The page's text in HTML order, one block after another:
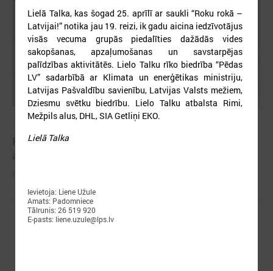
2026. gada 25. maijs
Pieejamas rīcības vadlīnijas institūcijām šūnu
Lielā Talka, kas šogad 25. aprīlī ar saukli “Roku rokā –
Latvijai!” notika jau 19. reizi, ik gadu aicina iedzīvotājus
visās vecuma grupās piedalīties dažādās vides
sakopšanas, apzaļumošanas un savstarpējas
palīdzības aktivitātēs. Lielo Talku rīko biedrība “Pēdas
LV” sadarbībā ar Klimata un enerģētikas ministriju,
Latvijas Pašvaldību savienību, Latvijas Valsts mežiem,
Dziesmu svētku biedrību. Lielo Talku atbalsta Rimi,
Mežpils alus, DHL, SIA Getliņi EKO.
Lielā Talka
Ievietoja: Liene Užule
Amats: Padomniece
Tālrunis: 26 519 920
E-pasts: liene.uzule@lps.lv